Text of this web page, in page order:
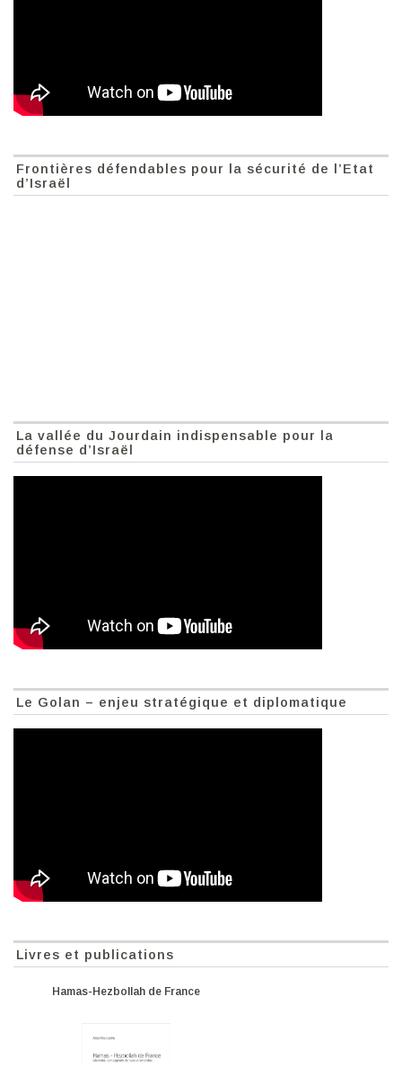
Frontières défendables pour la sécurité de l’Etat
d’Israël
La vallée du Jourdain indispensable pour la
défense d’Israël
Le Golan – enjeu stratégique et diplomatique
Livres et publications
Hamas-Hezbollah de France